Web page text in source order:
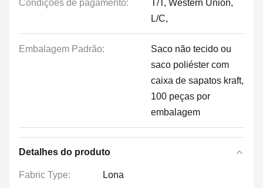
Condições de pagamento:
T/T, Western Union,
L/C,
Embalagem Padrão:
Saco não tecido ou
saco poliéster com
caixa de sapatos kraft,
100 peças por
embalagem
Detalhes do produto
Fabric Type: Lona